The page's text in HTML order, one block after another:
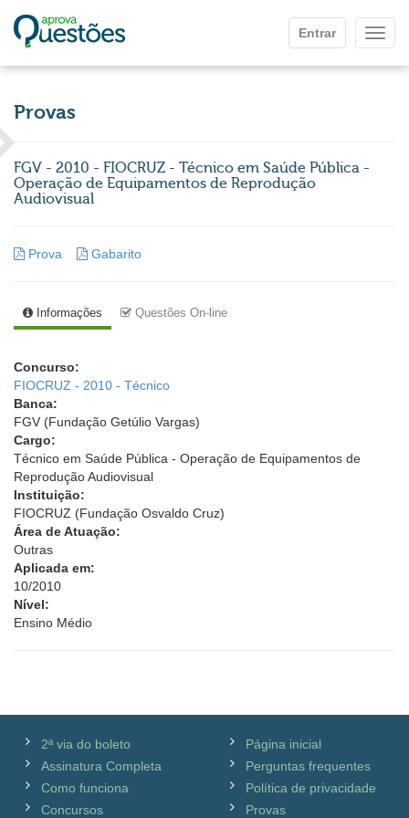
Entrar
Provas
FGV - 2010 - FIOCRUZ - Técnico em Saúde Pública -
Operação de Equipamentos de Reprodução
Audiovisual
Prova Gabarito
Informações Questões On-line
Concurso:
FIOCRUZ - 2010 - Técnico
Banca:
FGV (Fundação Getúlio Vargas)
Cargo:
Técnico em Saúde Pública - Operação de Equipamentos de
Reprodução Audiovisual
Instituição:
FIOCRUZ (Fundação Osvaldo Cruz)
Área de Atuação:
Outras
Aplicada em:
10/2010
Nível:
Ensino Médio
2ª via do boleto
Assinatura Completa
Como funciona
Concursos
Página inicial
Perguntas frequentes
Política de privacidade
Provas